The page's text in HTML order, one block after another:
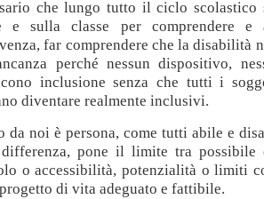
che lungo tutto il ciclo
e sulla classe per comprendere e
far comprendere che la disabilità
perché nessun dispositivo,
inclusione senza che tutti i
diventare realmente inclusivi.
da noi è persona, come tutti abile e
pone il limite tra possibile
o accessibilità, potenzialità o limiti
di vita adeguato e fattibile.